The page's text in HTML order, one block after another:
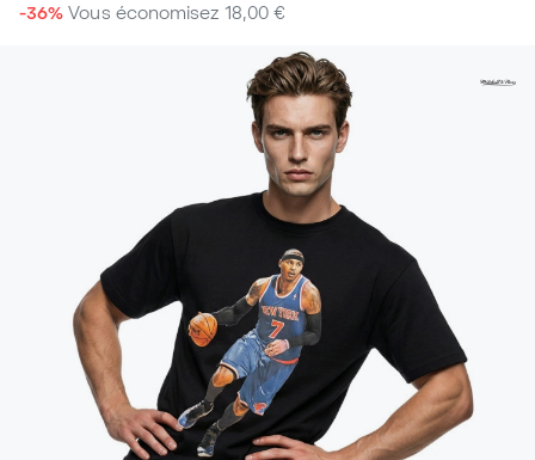
-36% Vous économisez 18,00 €